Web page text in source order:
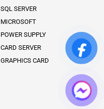
SQL SERVER
MICROSOFT
POWER SUPPLY
CARD SERVER
GRAPHICS CARD